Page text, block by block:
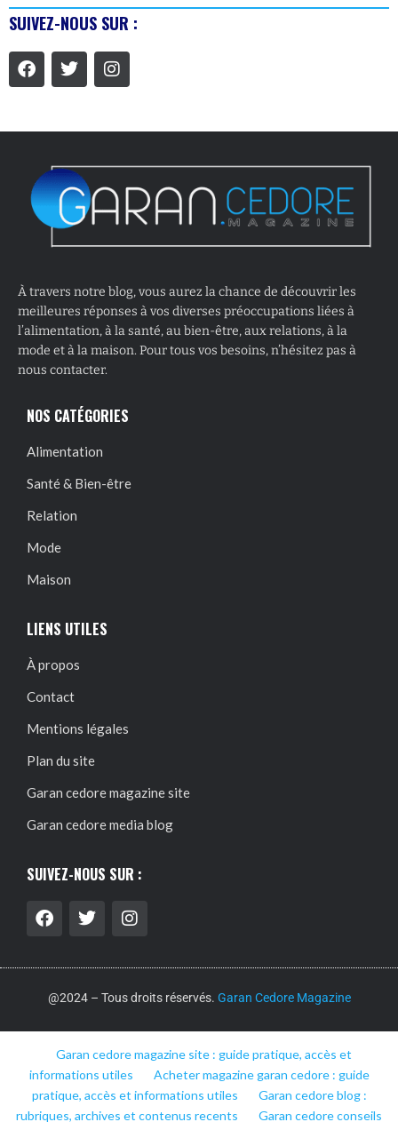
SUIVEZ-NOUS SUR :
À travers notre blog, vous aurez la chance de découvrir les
meilleures réponses à vos diverses préoccupations liées à
l’alimentation, à la santé, au bien-être, aux relations, à la
mode et à la maison. Pour tous vos besoins, n’hésitez pas à
nous contacter.
NOS CATÉGORIES
Alimentation
Santé & Bien-être
Relation
Mode
Maison
LIENS UTILES
À propos
Contact
Mentions légales
Plan du site
Garan cedore magazine site
Garan cedore media blog
SUIVEZ-NOUS SUR :
@2024 – Tous droits réservés. Garan Cedore Magazine
Garan cedore magazine site : guide pratique, accès et
informations utiles
Acheter magazine garan cedore : guide
pratique, accès et informations utiles
Garan cedore blog :
rubriques, archives et contenus recents
Garan cedore conseils